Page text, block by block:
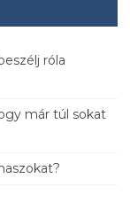
róla
már túl sokat